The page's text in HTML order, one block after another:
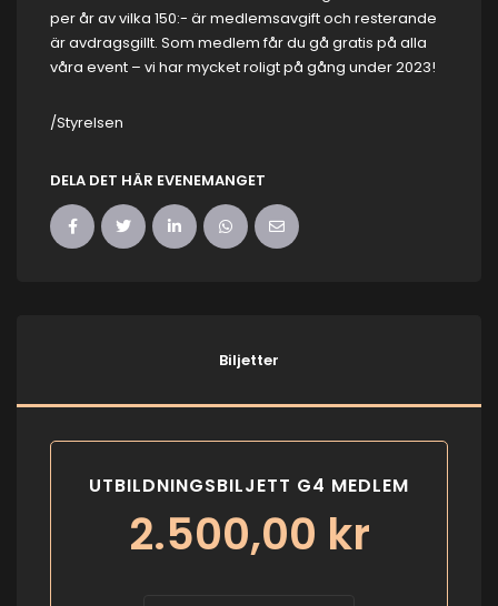
per år av vilka 150:- är medlemsavgift och resterande
är avdragsgillt. Som medlem får du gå gratis på alla
våra event – vi har mycket roligt på gång under 2023!
/Styrelsen
DELA DET HÄR EVENEMANGET
Biljetter
UTBILDNINGSBILJETT G4 MEDLEM
2.500,00 kr